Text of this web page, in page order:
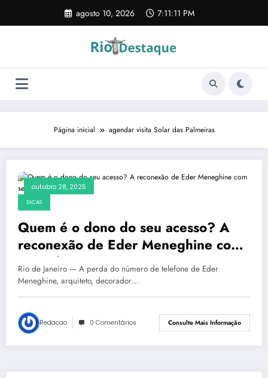
o
agosto 10, 2026 7:11:11 PM
Página inicial agendar visita Solar das Palmeiras
outubro 28, 2025
DICAS
Quem é o dono do seu acesso? A
reconexão de Eder Meneghine com
seus clientes
Rio de Janeiro — A perda do número de telefone de Eder
Meneghine, arquiteto, decorador…
Redacao 0 Comentários Consulte Mais Informação